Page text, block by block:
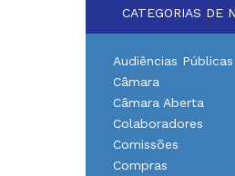
CATEGORIAS DE
Audiências Públicas
Câmara
Câmara Aberta
Colaboradores
Comissões
Compras